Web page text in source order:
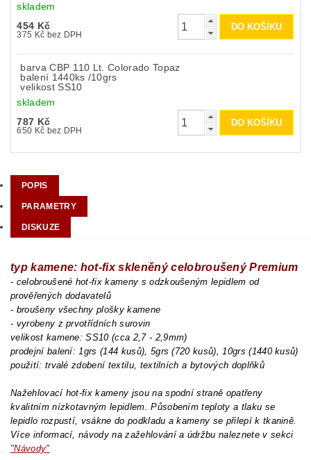
skladem
454 Kč
375 Kč bez DPH
barva CBP 110 Lt. Colorado Topaz
balení 1440ks /10grs
velikost SS10
skladem
787 Kč
650 Kč bez DPH
POPIS
PARAMETRY
DISKUZE
typ kamene: hot-fix skleněný celobroušený Premium
- celobroušené hot-fix kameny s odzkoušeným lepidlem od
prověřených dodavatelů
- broušeny všechny plošky kamene
- vyrobeny z prvotřídních surovin
velikost kamene: SS10 (cca 2,7 - 2,9mm)
prodejní balení: 1grs (144 kusů), 5grs (720 kusů), 10grs (1440 kusů)
použití: trvalé zdobení textilu, textilních a bytových doplňků
Nažehlovací hot-fix kameny jsou na spodní straně opatřeny
kvalitním nízkotavným lepidlem. Působením teploty a tlaku se
lepidlo rozpustí, vsákne do podkladu a kameny se přilepí k tkanině.
Více informací, návody na zažehlování a údržbu naleznete v sekci
"Návody"